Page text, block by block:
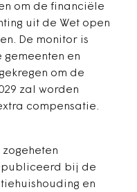
om de financiële
uit de Wet open
De monitor is
en
om de
zal worden
compensatie.
bij de
en